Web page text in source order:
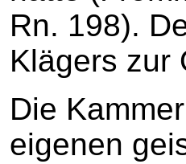
Rn. 198).
Klägers zur
Die
eigenen